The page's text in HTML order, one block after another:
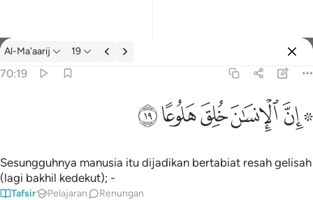
Tafsir: Al-Ma'aarij 70:19
Al-Ma'aarij 19
70:19
ﱪ ﱫﱬﱭﱮﱯ
Sesungguhnya manusia itu dijadikan bertabiat resah gelisah
(lagi bakhil kedekut); -
Tafsir Pelajaran Renungan